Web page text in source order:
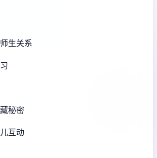
生关系
秘密
互动